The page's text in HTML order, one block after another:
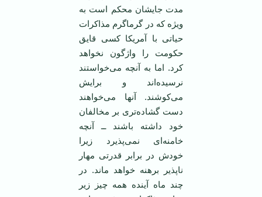
مدت جایشان محکم است به
ویژه که در گرماگرم مذاکرات
حیاتی با آمریکا کسی قایق
حکومت را واژگون نخواهد
کرد. اما به آنچه می‌خواستند
نرسیده‌اند و برایش
می‌کوشند. آنها می‌خواهند
دست گشاده‌تری بر مخالفان
خود داشته باشند ــ آنچه
خامنه‌ای نمی‌پذیرد زیرا
خودش در برابر قدرتی مهار
ناپذیر برهنه خواهد ماند. در
چند ماه آینده همه چیز زیر